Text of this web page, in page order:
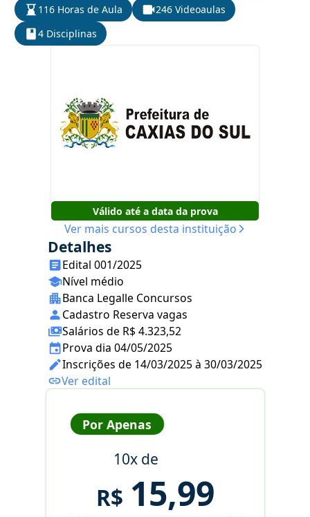
116 Horas de Aula
246 Videoaulas
4 Disciplinas
Válido até a data da prova
Ver mais cursos desta instituição
Detalhes
Edital 001/2025
Nível médio
Banca Legalle Concursos
Cadastro Reserva vagas
Salários de R$ 4.323,52
Prova dia 04/05/2025
Inscrições de 14/03/2025 à 30/03/2025
Ver edital
Por Apenas
10x de
R$ 15,99